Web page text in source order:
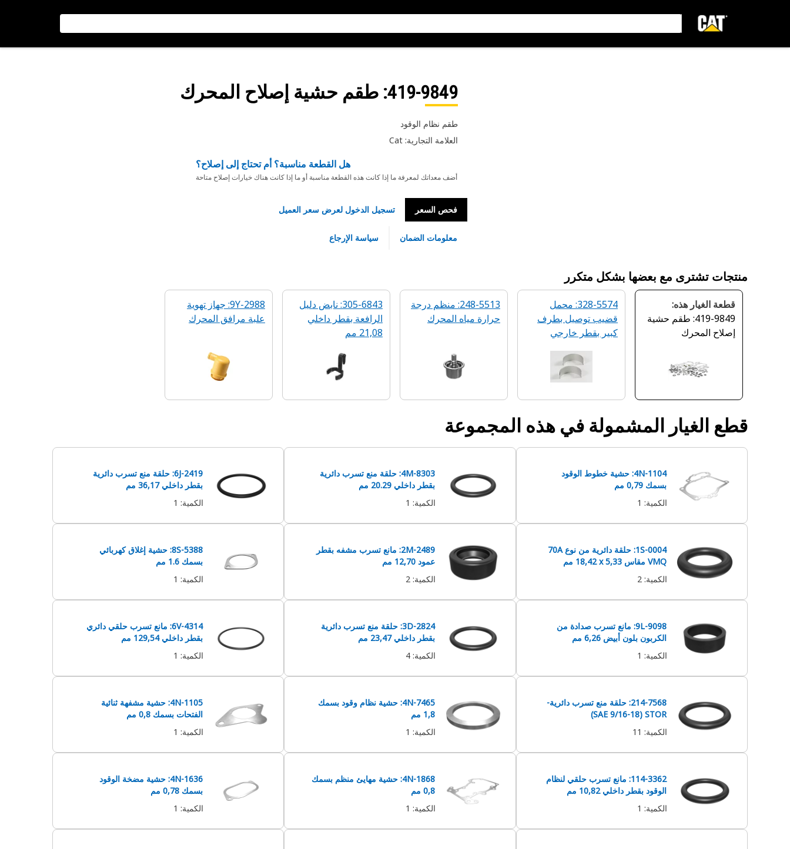
419-9849: طقم حشية إصلاح المحرك
طقم نظام الوقود
العلامة التجارية: Cat
هل القطعة مناسبة؟ أم تحتاج إلى إصلاح؟
أضف معداتك لمعرفة ما إذا كانت هذه القطعة مناسبة أو ما إذا كانت هناك خيارات إصلاح متاحة
فحص السعر تسجيل الدخول لعرض سعر العميل
معلومات الضمان سياسة الإرجاع
منتجات تشترى مع بعضها بشكل متكرر
قطعة الغيار هذه:
419-9849: طقم حشية
إصلاح المحرك
328-5574: محمل
قضيب توصيل بطرف
كبير بقطر خارجي
248-5513: منظم درجة
حرارة مياه المحرك
305-6843: نابض دليل
الرافعة بقطر داخلي
21,08 مم
9Y-2988: جهاز تهوية
علبة مرافق المحرك
قطع الغيار المشمولة في هذه المجموعة
4N-1104: حشية خطوط الوقود
بسمك 0,79 مم
الكمية:
1
4M-8303: حلقة منع تسرب دائرية
بقطر داخلي 20.29 مم
الكمية:
1
6J-2419: حلقة منع تسرب دائرية‬
بقطر داخلي 36,17 مم
الكمية:
1
1S-0004: حلقة دائرية من نوع 70A
VMQ مقاس 5,33 x‏ 18,42 مم
الكمية:
2
2M-2489: مانع تسرب مشفه بقطر
عمود 12,70 مم
الكمية:
2
8S-5388: حشية إغلاق كهربائي
بسمك 1.6 مم
الكمية:
1
9L-9098: مانع تسرب صدادة من
الكربون بلون أبيض 6,26 مم
الكمية:
1
3D-2824: حلقة منع تسرب دائرية‬
بقطر داخلي 23,47 مم
الكمية:
4
6V-4314: مانع تسرب حلقي دائري
بقطر داخلي 129,54 مم
الكمية:
1
214-7568: حلقة منع تسرب دائرية-
STOR ‏(SAE 9/16-18)
الكمية:
11
4N-7465: حشية نظام وقود بسمك
1,8 مم
الكمية:
1
4N-1105: حشية مشفهة ثنائية
الفتحات بسمك 0,8 مم
الكمية:
1
114-3362: مانع تسرب حلقي لنظام
الوقود بقطر داخلي 10,82 مم
الكمية:
1
4N-1868: حشية مهايئ منظم بسمك
0,8 مم
الكمية:
1
4N-1636: حشية مضخة الوقود
بسمك 0,78 مم
الكمية:
1